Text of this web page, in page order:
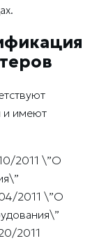
и имеют
2011 \”О
2011 \”О
2011